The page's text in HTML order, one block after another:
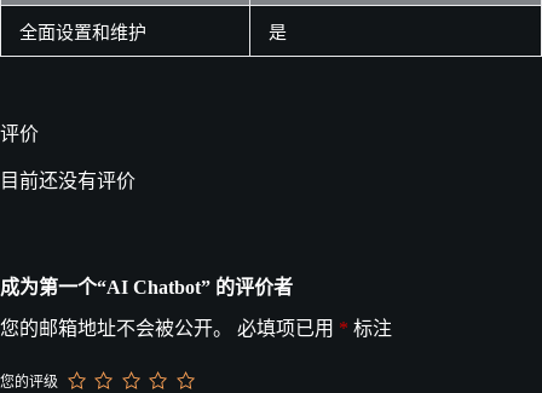
全面设置和维护 是
评价
目前还没有评价
成为第一个“AI Chatbot” 的评价者
您的邮箱地址不会被公开。
必填项已用 * 标注
您的评级